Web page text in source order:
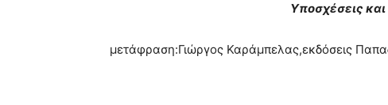
Υποσχέσεις
μετάφραση:Γιώργος Καράμπελας,εκδόσεις